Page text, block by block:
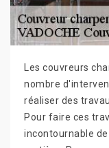
Les couvreurs
nombre
réaliser des
Pour faire ces
incontournable